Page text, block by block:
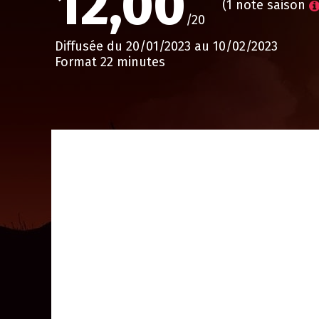
/20
(1 note saison
Diffusée du 20/01/2023 au 10/02/2023
Format 22 minutes